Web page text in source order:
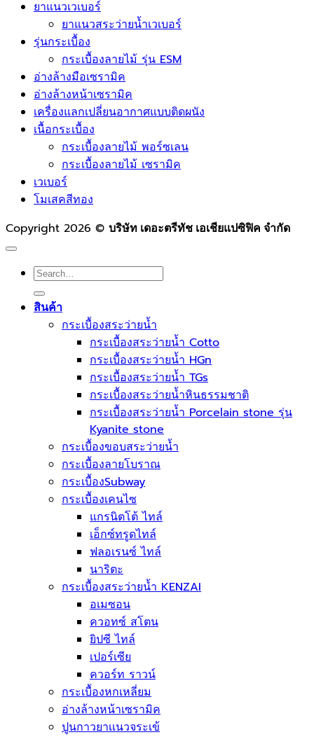
ยาแนวเวเบอร์
ยาแนวสระว่ายน้ำเวเบอร์
รุ่นกระเบื้อง
กระเบื้องลายไม้ รุ่น ESM
อ่างล้างมือเซรามิค
อ่างล้างหน้าเซรามิค
เครื่องแลกเปลี่ยนอากาศแบบติดผนัง
เนื้อกระเบื้อง
กระเบื้องลายไม้ พอร์ซเลน
กระเบื้องลายไม้ เซรามิค
เวเบอร์
โมเสคสีทอง
Copyright 2026 © บริษัท เดอะตรีทัช เอเชียแปซิฟิค จำกัด
Search
for:
สินค้า
กระเบื้องสระว่ายนํ้า
กระเบื้องสระว่ายน้ำ Cotto
กระเบื้องสระว่ายน้ำ HGn
กระเบื้องสระว่ายน้ำ TGs
กระเบื้องสระว่ายน้ำหินธรรมชาติ
กระเบื้องสระว่ายนํ้า Porcelain stone รุ่น
Kyanite stone
กระเบื้องขอบสระว่ายน้ำ
กระเบื้องลายโบราณ
กระเบื้องSubway
กระเบื้องเคนไซ
แกรนิตโต้ ไทล์
เอ็กซ์ทรูดไทล์
ฟลอเรนซ์ ไทล์
นาริตะ
กระเบื้องสระว่ายน้ำ KENZAI
อเมซอน
ควอทซ์ สโตน
ยิปซี ไทล์
เปอร์เซีย
ควอร์ท ราวน์
กระเบื้องหกเหลี่ยม
อ่างล้างหน้าเซรามิค
ปูนกาวยาเเนวจระเข้